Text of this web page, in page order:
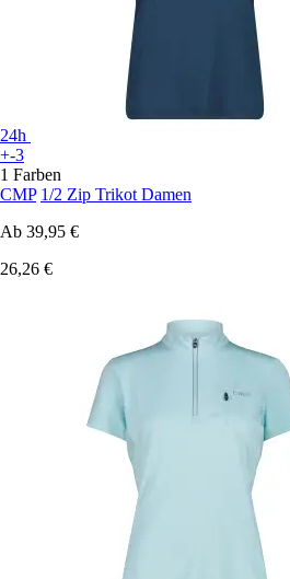
24h
+-3
1 Farben
CMP 1/2 Zip Trikot Damen
Ab 39,95 €
26,26 €